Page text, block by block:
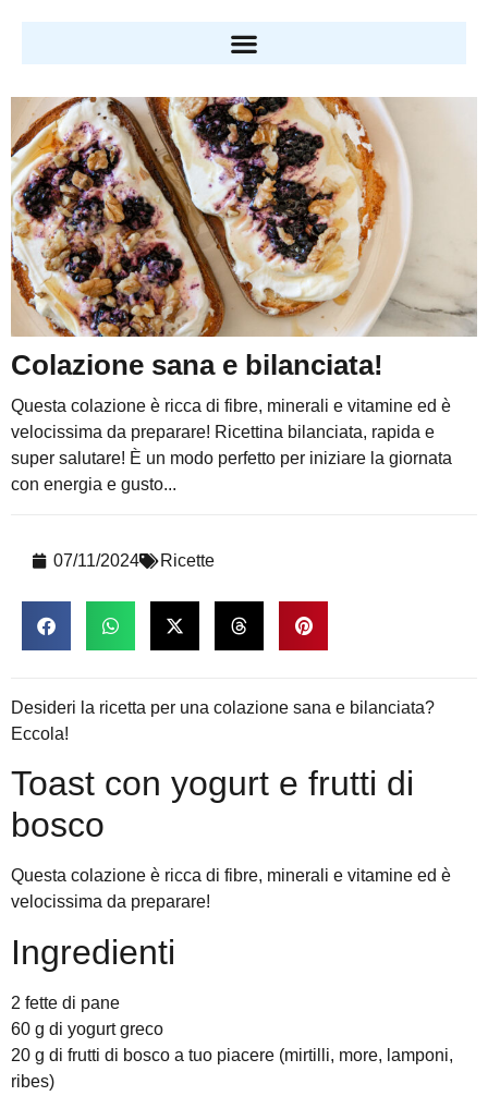
Colazione sana e bilanciata!
Questa colazione è ricca di fibre, minerali e vitamine ed è
velocissima da preparare! Ricettina bilanciata, rapida e
super salutare! È un modo perfetto per iniziare la giornata
con energia e gusto...
07/11/2024 Ricette
Desideri la ricetta per una colazione sana e bilanciata?
Eccola!
Toast con yogurt e frutti di
bosco
Questa colazione è ricca di fibre, minerali e vitamine ed è
velocissima da preparare!
Ingredienti
2 fette di pane
60 g di yogurt greco
20 g di frutti di bosco a tuo piacere (mirtilli, more, lamponi,
ribes)